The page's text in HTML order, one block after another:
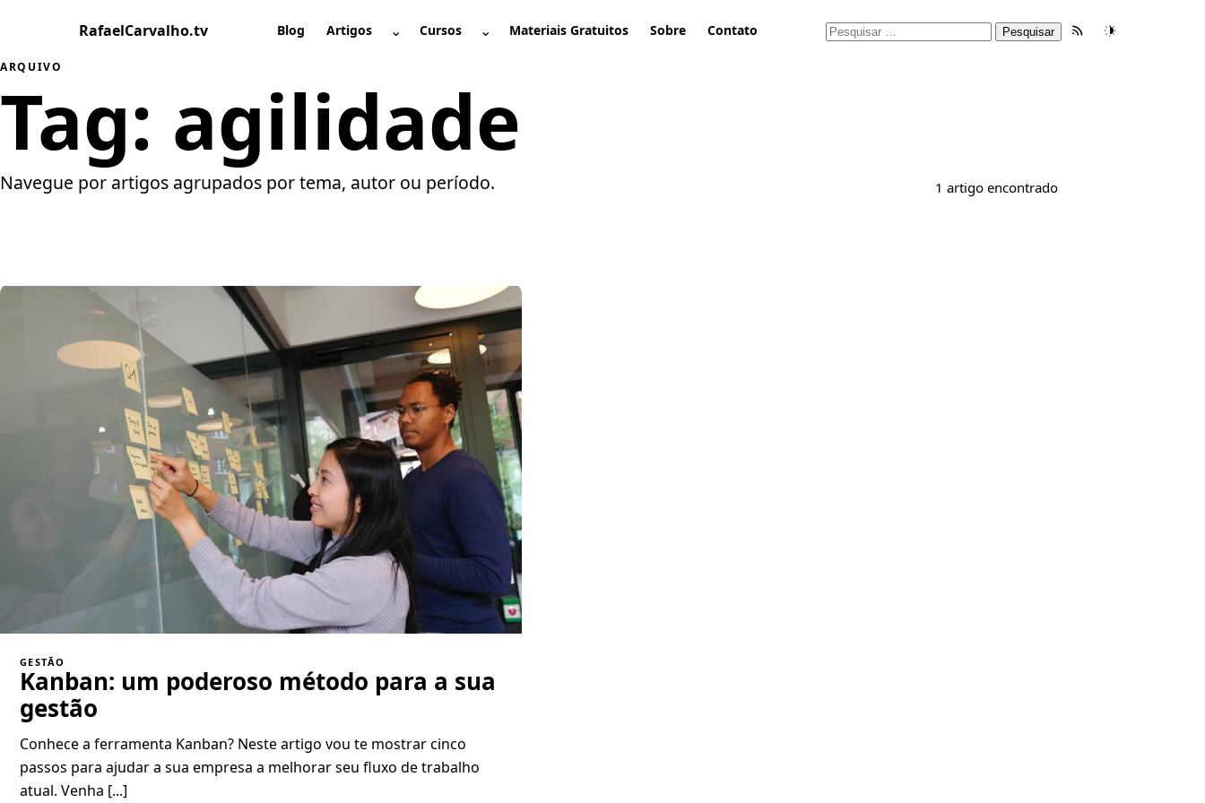
conteúdo
RafaelCarvalho.tv Blog Artigos Abrir submenu
⌄ Cursos Abrir submenu
⌄ Materiais Gratuitos Sobre Contato
Pesquisar
Feed RSSTema
ARQUIVO
Tag: agilidade
Navegue por artigos agrupados por tema, autor ou período. 1 artigo encontrado
GESTÃO
Kanban: um poderoso método para a sua
gestão
Conhece a ferramenta Kanban? Neste artigo vou te mostrar cinco
passos para ajudar a sua empresa a melhorar seu fluxo de trabalho
atual. Venha [...]